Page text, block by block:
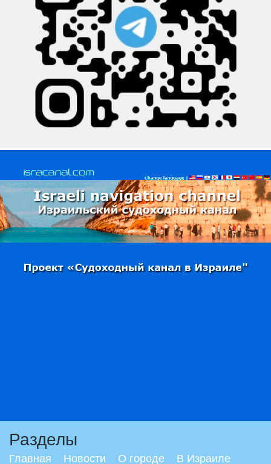
Разделы
Главная Новости О городе В Израиле